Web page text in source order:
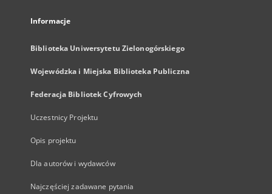
Informacje
Biblioteka Uniwersytetu Zielonogórskiego
Wojewódzka i Miejska Biblioteka Publiczna
Federacja Bibliotek Cyfrowych
Uczestnicy Projektu
Opis projektu
Dla autorów i wydawców
Najczęściej zadawane pytania